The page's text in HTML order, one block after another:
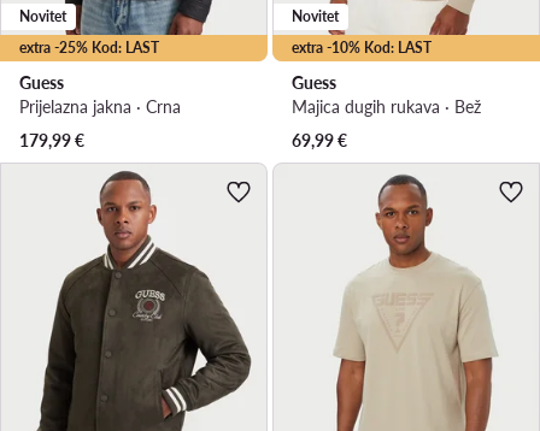
extra -25% Kod: LAST
Novitet
Guess
Prijelazna jakna · Crna
179,99€
extra -10% Kod: LAST
Novitet
Guess
Majica dugih rukava · Bež
69,99€